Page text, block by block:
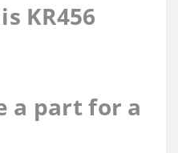
KR456
a part for a